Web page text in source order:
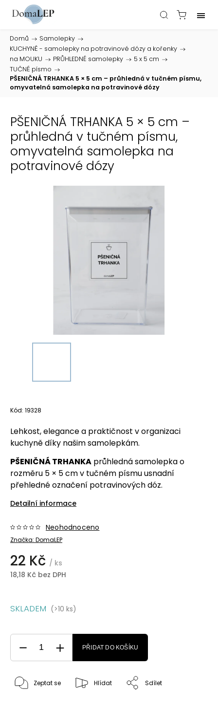
Domů / Samolepky /
KUCHYNĚ - samolepky na potravinové dózy a kořenky /
na MOUKU / PRŮHLEDNÉ samolepky / 5 x 5 cm /
TUČNÉ písmo /
PŠENIČNÁ TRHANKA 5 × 5 cm – průhledná v tučném písmu,
omyvatelná samolepka na potravinové dózy
PŠENIČNÁ TRHANKA 5 × 5 cm –
průhledná v tučném písmu,
omyvatelná samolepka na
potravinové dózy
Kód: 19328
Lehkost, elegance a praktičnost v organizaci
kuchyně díky našim samolepkám.
PŠENIČNÁ TRHANKA průhledná samolepka o
rozměru 5 × 5 cm v tučném písmu usnadní
přehledné označení potravinových dóz.
Detailní informace
Značka: DomaLEP
Neohodnoceno
22 Kč / ks
18,18 Kč bez DPH
SKLADEM (>10 ks)
PŘIDAT DO KOŠÍKU
Zeptat se Hlídat Sdílet